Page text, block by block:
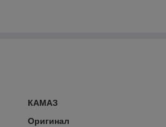
КАМАЗ
Оригинал